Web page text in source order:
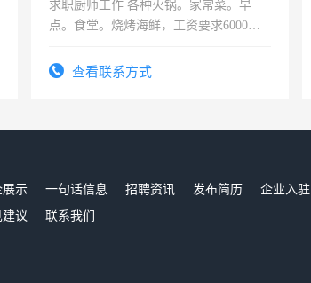
求职厨师工作 各种火锅。家常菜。早
点。食堂。烧烤海鲜，工资要求6000以
查看联系方式
展示 一句话信息 招聘资讯 发布简历 企业入驻
建议 联系我们